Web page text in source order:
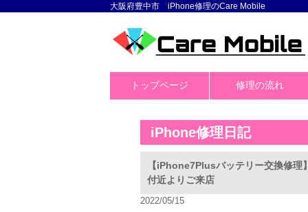
大阪府豊中市 iPhone修理のCare Mobile
トップページ 修理の流れ
iPhone修理日記
【iPhone7Plusバッテリー交換修理
付近よりご来店
2022/05/15